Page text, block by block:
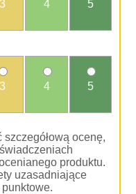
3 4 5
3 4 5
ocenę,
produktu.
uzasadniające